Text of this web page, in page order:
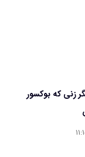
زنی که بوکسور